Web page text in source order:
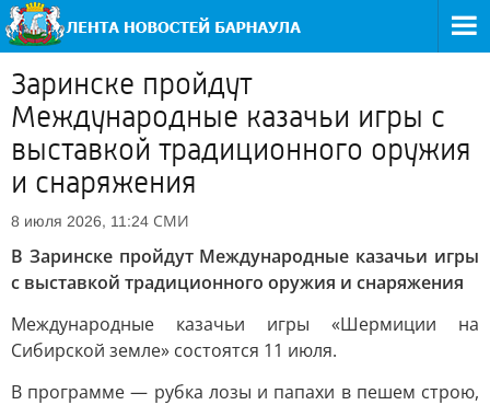
Заринске пройдут
Международные казачьи игры с
выставкой традиционного оружия
и снаряжения
8 июля 2026, 11:24 СМИ
В Заринске пройдут Международные казачьи игры
с выставкой традиционного оружия и снаряжения
Международные казачьи игры «Шермиции на
Сибирской земле» состоятся 11 июля.
В программе — рубка лозы и папахи в пешем строю,